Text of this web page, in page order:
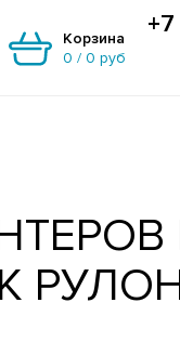
Корзина
0 / 0 руб